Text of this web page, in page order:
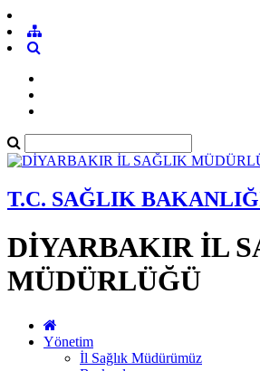
T.C. SAĞLIK
DİYARBAKIR İL
MÜDÜRLÜĞÜ
Yönetim
İl Sağlık Müdürümüz